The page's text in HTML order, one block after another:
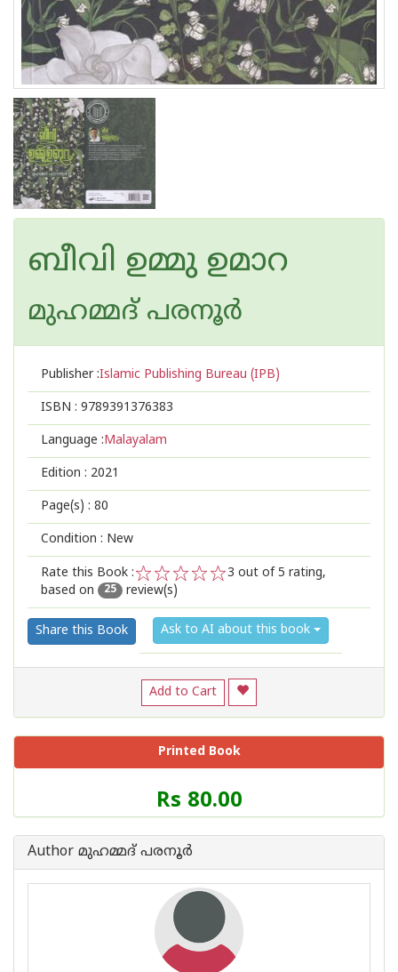
ബീവി ഉമ്മു ഉമാറ
മുഹമ്മദ് പരനൂര്‍
Publisher :Islamic Publishing Bureau (IPB)
ISBN : 9789391376383
Language :Malayalam
Edition : 2021
Page(s) : 80
Condition : New
Rate this Book :
3
2
1
3 out of 5 rating,
based on
25 review(s)
Share this Book Ask to AI about this book
Add to Cart
Printed Book
Price
of
Book
Rs 80.00
Author മുഹമ്മദ് പരനൂര്‍